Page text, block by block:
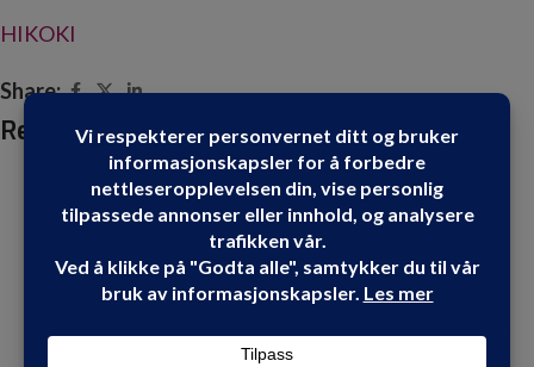
HIKOKI
Share:
Relaterte produkter